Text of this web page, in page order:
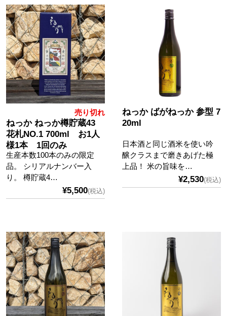
売り切れ
ねっか ねっか樽貯蔵43
花札NO.1 700ml お1人
様1本 1回のみ
生産本数100本のみの限定
品。 シリアルナンバー入
り。 樽貯蔵4…
¥5,500(税込)
ねっか ばがねっか 参型 7
20ml
日本酒と同じ酒米を使い吟
醸クラスまで磨きあげた極
上品！ 米の旨味を…
¥2,530(税込)